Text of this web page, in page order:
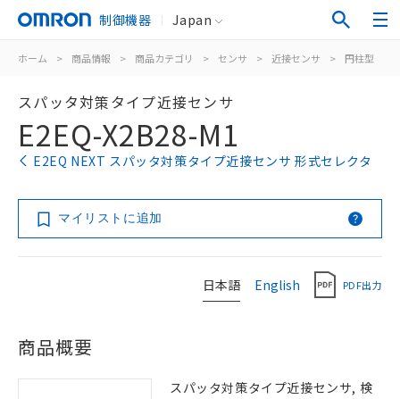
制御機器 Japan
ホーム > 商品情報 > 商品カテゴリ > センサ > 近接センサ > 円柱型
スパッタ対策タイプ近接センサ
E2EQ-X2B28-M1
E2EQ NEXT スパッタ対策タイプ近接センサ 形式セレクタ
マイリストに追加
日本語 English PDF出力
商品概要
スパッタ対策タイプ近接センサ, 検